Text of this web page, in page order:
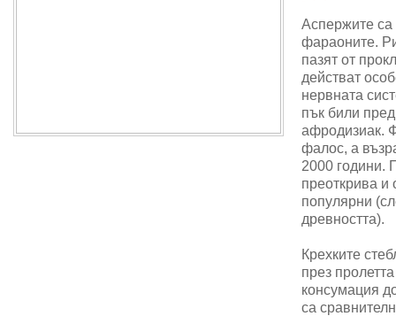
Аспержите
фараоните.
пазят от
действат
нервната
пък били
афродизиак.
фалос, а
2000 години.
преоткрива и
популярни
древността).
Крехките
през
консумация
са